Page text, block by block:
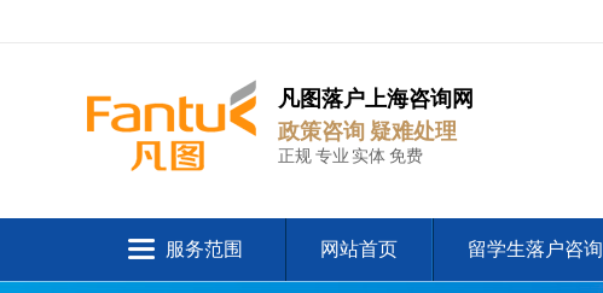
凡图落户上海咨询网
政策咨询 疑难处理
正规 专业 实体 免费
服务范围 网站首页 留学生落户咨询